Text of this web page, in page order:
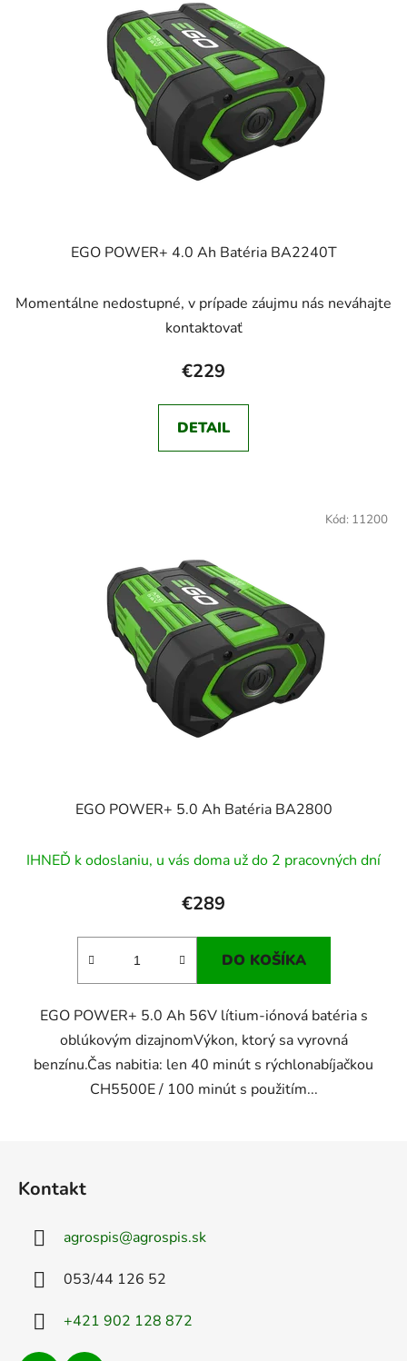
EGO POWER+ 4.0 Ah Batéria BA2240T
Momentálne nedostupné, v prípade záujmu nás neváhajte
kontaktovať
€229
DETAIL
EGO POWER+ 5.0 Ah Batéria BA2800
IHNEĎ k odoslaniu, u vás doma už do 2 pracovných dní
€289
DO KOŠÍKA
EGO POWER+ 5.0 Ah 56V lítium-iónová batéria s
oblúkovým dizajnomVýkon, ktorý sa vyrovná
benzínu.Čas nabitia: len 40 minút s rýchlonabíjačkou
CH5500E / 100 minút s použitím...
Kód: 11200
Kontakt
agrospis@agrospis.sk
053/44 126 52
+421 902 128 872